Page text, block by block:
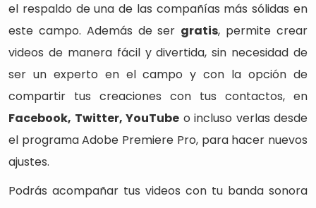
el respaldo de una de las compañías más sólidas en
este campo. Además de ser gratis, permite crear
videos de manera fácil y divertida, sin necesidad de
ser un experto en el campo y con la opción de
compartir tus creaciones con tus contactos, en
Facebook, Twitter, YouTube o incluso verlas desde
el programa Adobe Premiere Pro, para hacer nuevos
ajustes.
Podrás acompañar tus videos con tu banda sonora